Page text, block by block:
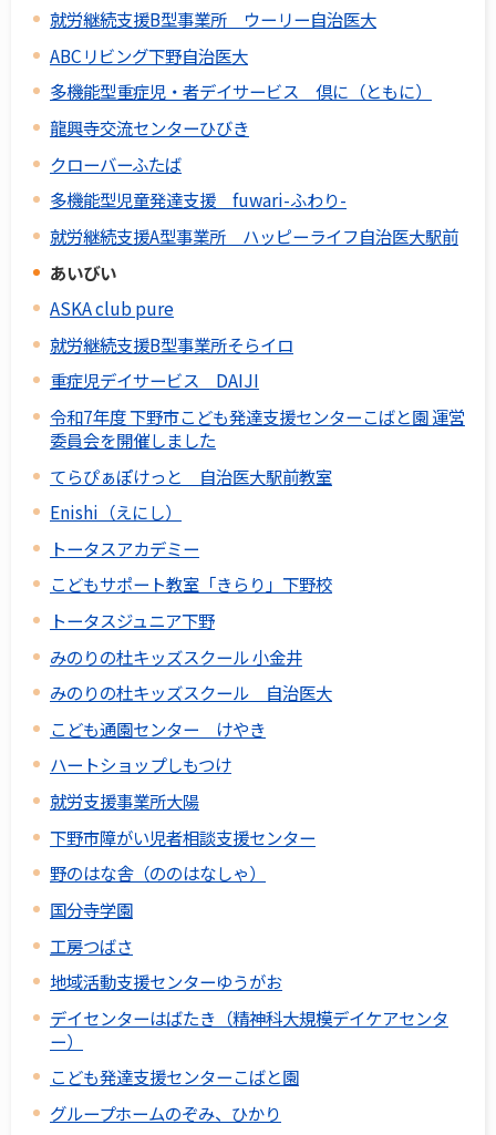
就労継続支援B型事業所 ウーリー自治医大
ABCリビング下野自治医大
多機能型重症児・者デイサービス 倶に（ともに）
龍興寺交流センターひびき
クローバーふたば
多機能型児童発達支援 fuwari-ふわり-
就労継続支援A型事業所 ハッピーライフ自治医大駅前
あいびい
ASKA club pure
就労継続支援B型事業所そらイロ
重症児デイサービス DAIJI
令和7年度 下野市こども発達支援センターこばと園 運営
委員会を開催しました
てらぴぁぽけっと 自治医大駅前教室
Enishi（えにし）
トータスアカデミー
こどもサポート教室「きらり」下野校
トータスジュニア下野
みのりの杜キッズスクール 小金井
みのりの杜キッズスクール 自治医大
こども通園センター けやき
ハートショップしもつけ
就労支援事業所大陽
下野市障がい児者相談支援センター
野のはな舎（ののはなしゃ）
国分寺学園
工房つばさ
地域活動支援センターゆうがお
デイセンターはばたき（精神科大規模デイケアセンタ
ー）
こども発達支援センターこばと園
グループホームのぞみ、ひかり